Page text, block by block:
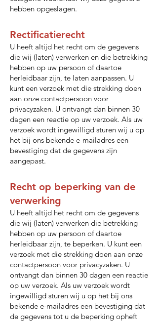
hebben opgeslagen.
Rectificatierecht
U heeft altijd het recht om de gegevens
die wij (laten) verwerken en die betrekking
hebben op uw persoon of daartoe
herleidbaar zijn, te laten aanpassen. U
kunt een verzoek met die strekking doen
aan onze contactpersoon voor
privacyzaken. U ontvangt dan binnen 30
dagen een reactie op uw verzoek. Als uw
verzoek wordt ingewilligd sturen wij u op
het bij ons bekende e-mailadres een
bevestiging dat de gegevens zijn
aangepast.
Recht op beperking van de
verwerking
U heeft altijd het recht om de gegevens
die wij (laten) verwerken die betrekking
hebben op uw persoon of daartoe
herleidbaar zijn, te beperken. U kunt een
verzoek met die strekking doen aan onze
contactpersoon voor privacyzaken. U
ontvangt dan binnen 30 dagen een reactie
op uw verzoek. Als uw verzoek wordt
ingewilligd sturen wij u op het bij ons
bekende e-mailadres een bevestiging dat
de gegevens tot u de beperking opheft